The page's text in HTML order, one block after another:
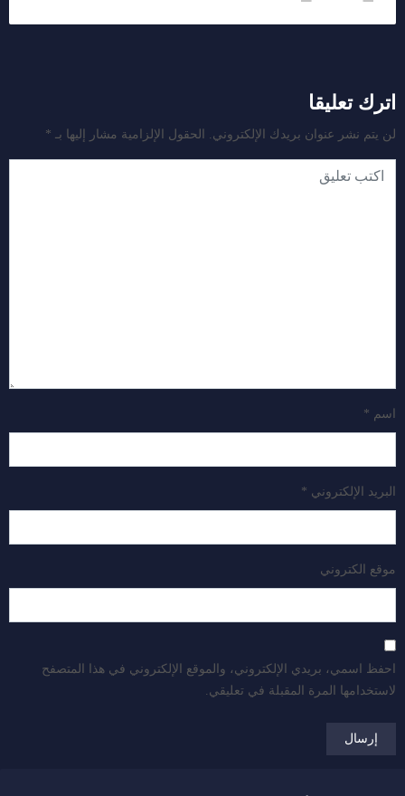
اترك تعليقا
لن يتم نشر عنوان بريدك الإلكتروني. الحقول الإلزامية مشار إليها بـ *
اسم *
البريد الإلكتروني *
موقع الكتروني
احفظ اسمي، بريدي الإلكتروني، والموقع الإلكتروني في هذا المتصفح
لاستخدامها المرة المقبلة في تعليقي.